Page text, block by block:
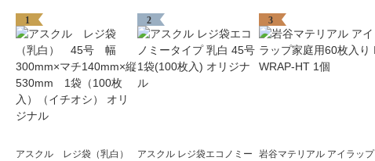
1
アスクル レジ袋（乳白）
2
アスクル レジ袋エコノミー
3
岩谷マテリアル アイラップ